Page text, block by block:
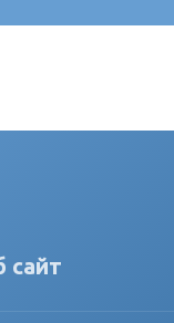
сайт